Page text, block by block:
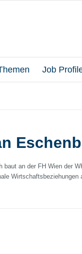
Job
baut an der FH Wien der
Wirtschaftsbeziehungen